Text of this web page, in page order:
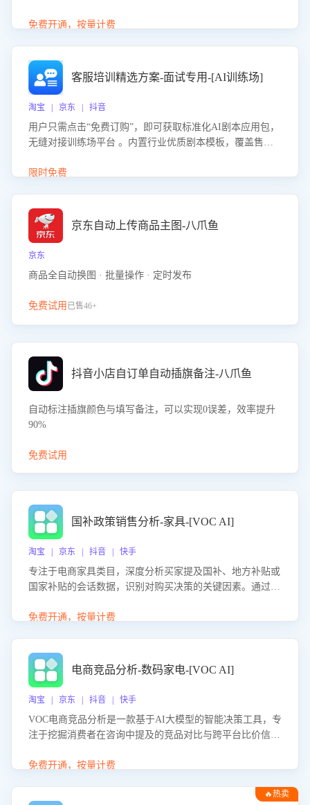
商家降低退款率，提升售后效率。
免费开通，按量计费
客服培训精选方案-面试专用-[AI训练场]
淘宝 | 京东 | 抖音
用户只需点击“免费订购”，即可获取标准化AI剧本应用包，
无缝对接训练场平台 。内置行业优质剧本模板，覆盖售前
初始化时间，助力企业快速启动智能客服训练
限时免费
京东自动上传商品主图-八爪鱼
京东
商品全自动换图 · 批量操作 · 定时发布
免费试用 已售46+
抖音小店自订单自动插旗备注-八爪鱼
自动标注插旗颜色与填写备注，可以实现0误差，效率提升
90%
免费试用
国补政策销售分析-家具-[VOC AI]
淘宝 | 京东 | 抖音 | 快手
专注于电商家具类目，深度分析买家提及国补、地方补贴或
国家补贴的会话数据，识别对购买决策的关键因素。通过AI
化策略，助力商家利用国补政策提升GMV。
免费开通，按量计费
电商竞品分析-数码家电-[VOC AI]
淘宝 | 京东 | 抖音 | 快手
VOC电商竞品分析是一款基于AI大模型的智能决策工具，专
注于挖掘消费者在咨询中提及的竞品对比与跨平台比价信
商品信息，进行多维度交叉对比，并分析消费者的比价行
企业优化营销话术、突出产品与服务优势，有效提升咨询转
免费开通，按量计费
🔥热卖